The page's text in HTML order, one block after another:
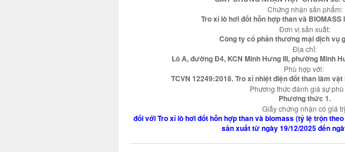
Chứng nhận sản phẩm:
Tro xỉ lò hơi đốt hỗn hợp than và BIOMASS
Đơn vị sản xuất:
Công ty cổ phần thương mại dịch vụ
Địa chỉ:
Lô A, đường Đ4, KCN Minh Hưng III, phường Minh
Phù hợp với:
TCVN 12249:2018. Tro xỉ nhiệt điện đốt than làm
Phương thức đánh giá sự
Phương thức 1.
Giấy chứng nhận có giá
đối với Tro xỉ lò hơi đốt hỗn hợp than và biomass (tỷ lệ trộn
sản xuất từ ngày 19/12/2025 đến